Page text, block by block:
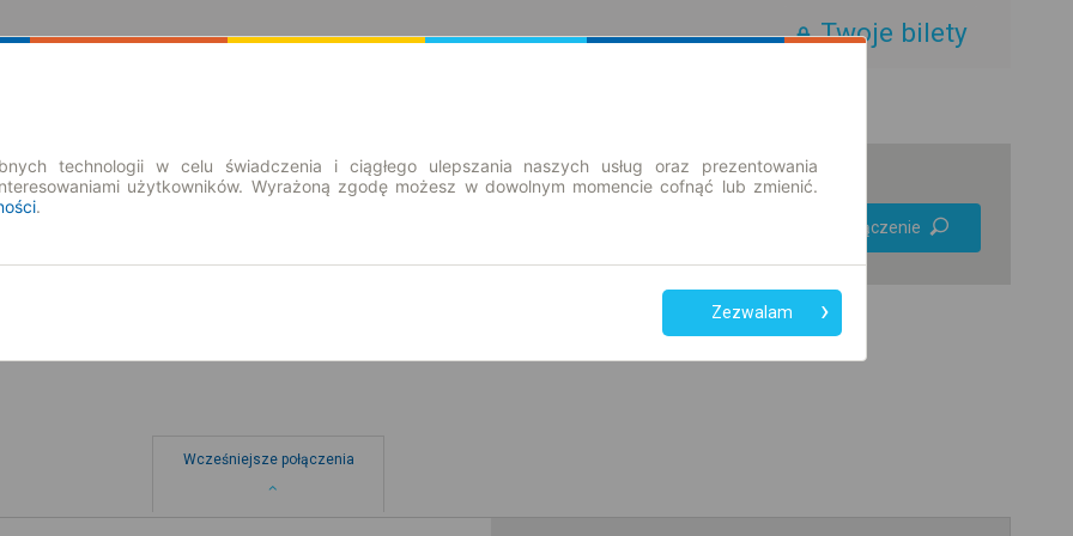
Twoje bilety
Znajdź połączenie
Wcześniejsze połączenia
technologii w celu świadczenia i ciągłego ulepszania naszych usług oraz prezentowania
użytkowników. Wyrażoną zgodę możesz w dowolnym momencie cofnąć lub zmienić.
.
Zezwalam